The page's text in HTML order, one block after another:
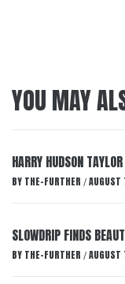
YOU MAY
HARRY HUDSON
BY THE-FURTHER /
SLOWDRIP FINDS
BY THE-FURTHER /